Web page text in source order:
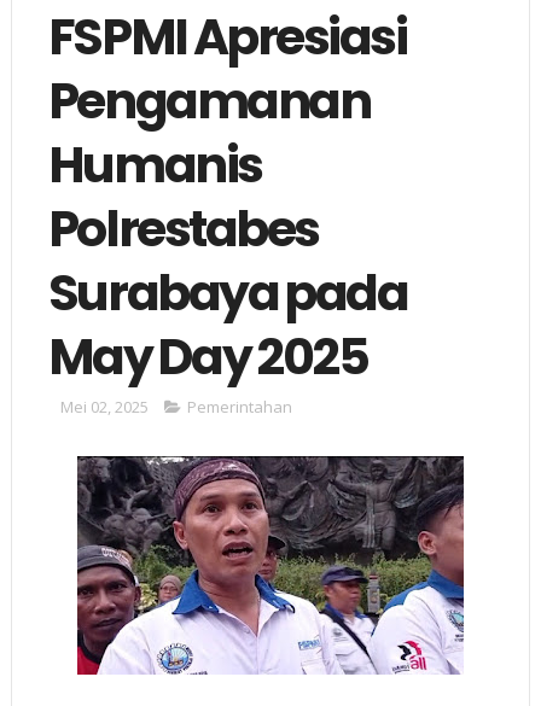
FSPMI Apresiasi
Pengamanan
Humanis
Polrestabes
Surabaya pada
May Day 2025
Mei 02, 2025 Pemerintahan